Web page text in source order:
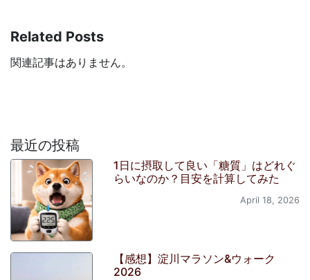
Related Posts
関連記事はありません。
最近の投稿
1日に摂取して良い「糖質」はどれぐ
らいなのか？目安を計算してみた
April 18, 2026
【感想】淀川マラソン&ウォーク
2026